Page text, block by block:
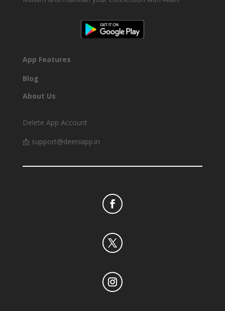
DOWNLOAD
App Features
Blog
About Us
Delete App Account
📩 support@deeniapp.in